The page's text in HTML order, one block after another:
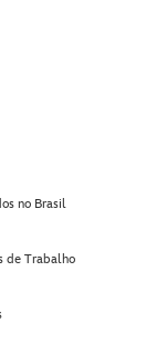
no Brasil
de Trabalho